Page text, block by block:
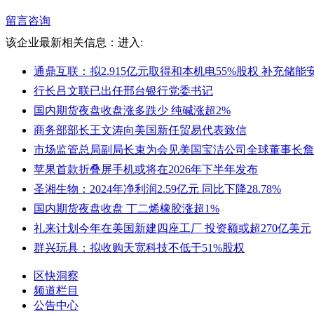
留言咨询
该企业最新相关信息： 进入:
通鼎互联：拟2.915亿元取得和本机电55%股权 补充储能
行长吕文联已出任邢台银行党委书记
国内期货夜盘收盘涨多跌少 纯碱涨超2%
商务部部长王文涛向美国新任贸易代表致信
市场监管总局副局长束为会见美国宝洁公司全球董事长
苹果首款折叠屏手机或将在2026年下半年发布
圣湘生物：2024年净利润2.59亿元 同比下降28.78%
国内期货夜盘收盘 丁二烯橡胶涨超1%
礼来计划今年在美国新建四座工厂 投资额或超270亿美元
群兴玩具：拟收购天宽科技不低于51%股权
区快洞察
频道栏目
公告中心